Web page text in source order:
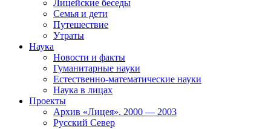
Лицейские беседы
Семья и дети
Путешествие
Утраты
Наука
Новости и факты
Гуманитарные науки
Естественно-математические науки
Наука в лицах
Проекты
Архив «Лицея». 2000 — 2003
Русский Север